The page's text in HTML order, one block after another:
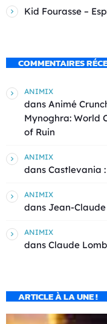
Kid Fourasse –
COMMENTAIRES
ANIMIX
dans Animé
Mynoghra: World
of Ruin
ANIMIX
dans Castlevania
ANIMIX
dans Jean-Claude
ANIMIX
dans Claude
ARTICLE À LA UNE !